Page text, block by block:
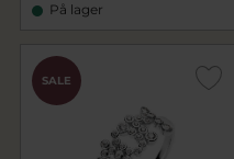
På lager
SALE